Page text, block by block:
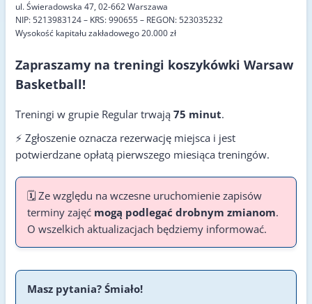
ul. Świeradowska 47, 02-662 Warszawa
NIP: 5213983124 – KRS: 990655 – REGON: 523035232
Wysokość kapitału zakładowego 20.000 zł
Zapraszamy na treningi koszykówki Warsaw
Basketball!
Treningi w grupie Regular trwają 75 minut.
⚡️ Zgłoszenie oznacza rezerwację miejsca i jest
potwierdzane opłatą pierwszego miesiąca treningów.
🗓️ Ze względu na wczesne uruchomienie zapisów
terminy zajęć mogą podlegać drobnym zmianom.
O wszelkich aktualizacjach będziemy informować.
Masz pytania? Śmiało!